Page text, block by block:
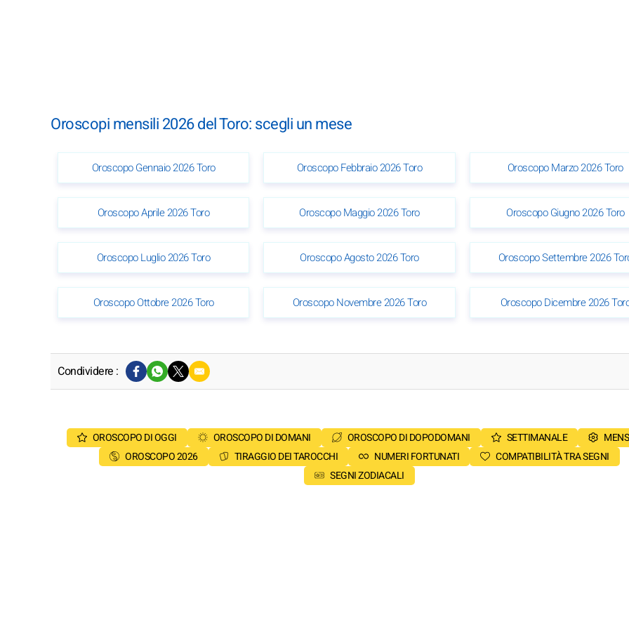
Oroscopi mensili 2026 del Toro: scegli un mese
Oroscopo Gennaio 2026 Toro Oroscopo Febbraio 2026 Toro Oroscopo Marzo 2026 Toro
Oroscopo Aprile 2026 Toro Oroscopo Maggio 2026 Toro Oroscopo Giugno 2026 Toro
Oroscopo Luglio 2026 Toro Oroscopo Agosto 2026 Toro Oroscopo Settembre 2026
Oroscopo Ottobre 2026 Toro Oroscopo Novembre 2026 Toro Oroscopo Dicembre 2026
Condividere :
OROSCOPO DI OGGI OROSCOPO DI DOMANI OROSCOPO DI DOPODOMANI SETTIMANALE
OROSCOPO 2026
TIRAGGIO DEI TAROCCHI NUMERI FORTUNATI
COMPATIBILITÀ TRA SEGNI
SEGNI ZODIACALI